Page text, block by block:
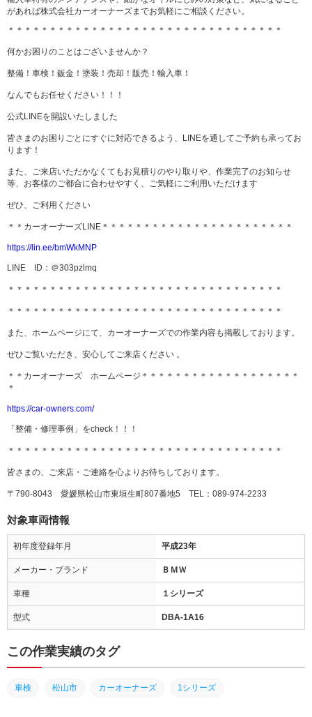
があれば株式会社カーオーナーズまでお気軽にご相談ください。
＊＊＊＊＊＊＊＊＊＊＊＊＊＊＊＊＊＊＊＊＊＊＊＊＊＊＊＊＊＊＊＊＊
何かお困りのことはございませんか？
整備！車検！鈑金！塗装！売却！販売！輸入車！
なんでもお任せください！！！
公式LINEを開設いたしました
皆さまのお困りごとにすぐに対応できるよう、LINEを通してご予約も承ってお
ります！
また、ご来店いただかなくてもお見積りのやり取りや、作業完了のお知らせ
等、お客様のご都合に合わせやすく、ご気軽にご利用いただけます
ぜひ、ご利用ください
＊＊カーオーナーズLINE＊＊＊＊＊＊＊＊＊＊＊＊＊＊＊＊＊＊＊＊＊＊＊
https://lin.ee/bmWkMNP
LINE ID：＠303pzlmq
＊＊＊＊＊＊＊＊＊＊＊＊＊＊＊＊＊＊＊＊＊＊＊＊＊＊＊＊＊＊＊＊＊
＊＊＊＊＊＊＊＊＊＊＊＊＊＊＊＊＊＊＊＊＊＊＊＊＊＊＊＊＊＊＊＊＊
また、ホームページにて、カーオーナーズでの作業内容も掲載しております。
ぜひご覧いただき、安心してご来店ください 。
＊＊カーオーナーズ ホームページ＊＊＊＊＊＊＊＊＊＊＊＊＊＊＊＊＊＊＊
＊
https://car-owners.com/
「整備・修理事例」をcheck！！！
＊＊＊＊＊＊＊＊＊＊＊＊＊＊＊＊＊＊＊＊＊＊＊＊＊＊＊＊＊＊＊＊＊
皆さまの、ご来店・ご連絡を心よりお待ちしております。
〒790-8043 愛媛県松山市東垣生町807番地5 TEL：089-974-2233
対象車両情報
初年度登録年月 平成23年
メーカー・ブランド ＢＭＷ
車種 １シリーズ
型式 DBA-1A16
この作業実績のタグ
車検 松山市 カーオーナーズ 1シリーズ